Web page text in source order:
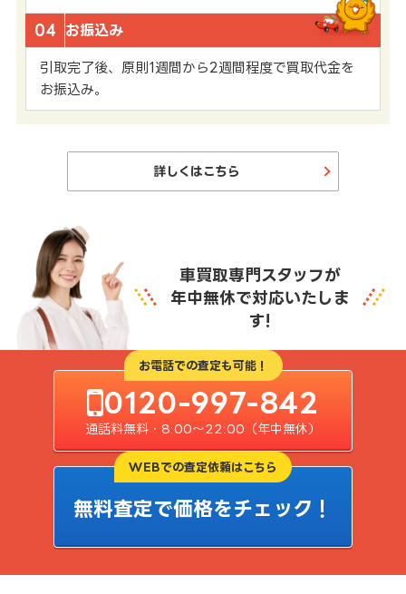
04 お振込み
引取完了後、原則1週間から2週間程度で買取代金を
お振込み。
詳しくはこちら
車買取専門スタッフが
年中無休で対応いたしま
す!
お電話での査定も可能！
0120-997-842
通話料無料・8:00〜22:00（年中無休）
WEBでの査定依頼はこちら
無料査定で価格をチェック！